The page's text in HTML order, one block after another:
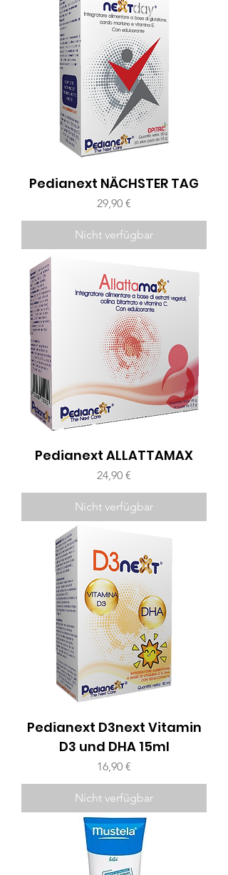
Pedianext NÄCHSTER TAG
Preis
29,90 €
Nicht verfügbar
Pedianext ALLATTAMAX
Preis
24,90 €
Nicht verfügbar
Pedianext D3next Vitamin
D3 und DHA 15ml
Preis
16,90 €
Nicht verfügbar